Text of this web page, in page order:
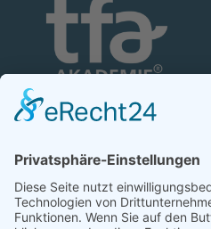
Nonnenhofer Straße 24/26
17033 Neubrandenburg
Telefon: 0395 35 88 100
Telefax: 0395 35 88 111